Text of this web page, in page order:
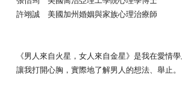
許翊誠 美國加州婚姻與家族心理治療師
《男人來自火星，女人來自金星》是我在愛情
讓我打開心胸，實際地了解男人的想法、舉止。